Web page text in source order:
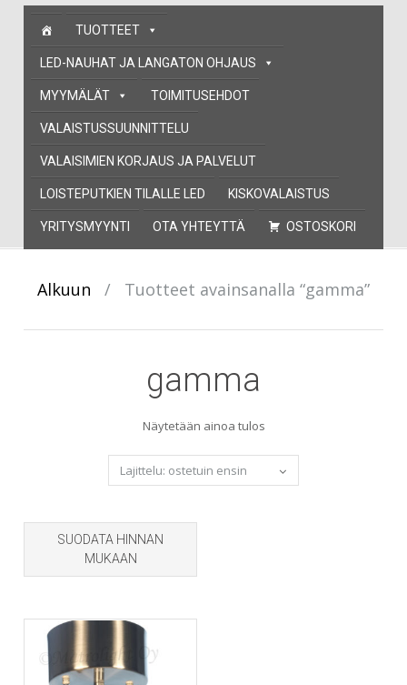
Skip
content
TUOTTEET
LED-NAUHAT JA LANGATON OHJAUS
MYYMÄLÄT TOIMITUSEHDOT
VALAISTUSSUUNNITTELU
VALAISIMIEN KORJAUS JA PALVELUT
LOISTEPUTKIEN TILALLE LED KISKOVALAISTUS
YRITYSMYYNTI OTA YHTEYTTÄ OSTOSKORI
Alkuun / Tuotteet avainsanalla “gamma”
gamma
Näytetään ainoa tulos
SUODATA HINNAN
MUKAAN